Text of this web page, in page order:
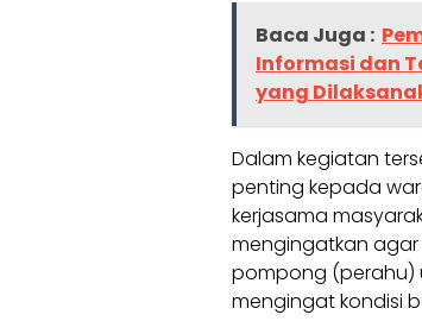
Baca Juga :
Informasi dan
yang
Dalam kegiatan
penting kepada
kerjasama
mengingatkan
pompong (perahu)
mengingat kondisi